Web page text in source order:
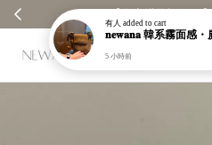
有人 added to cart
5 小時前